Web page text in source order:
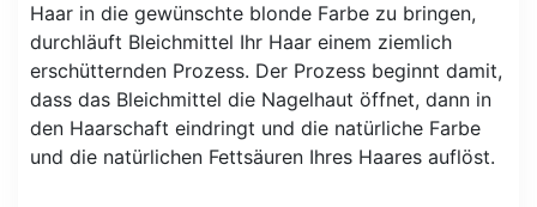
Haar in die gewünschte blonde Farbe zu bringen,
durchläuft Bleichmittel Ihr Haar einem ziemlich
erschütternden Prozess. Der Prozess beginnt damit,
dass das Bleichmittel die Nagelhaut öffnet, dann in
den Haarschaft eindringt und die natürliche Farbe
und die natürlichen Fettsäuren Ihres Haares auflöst.